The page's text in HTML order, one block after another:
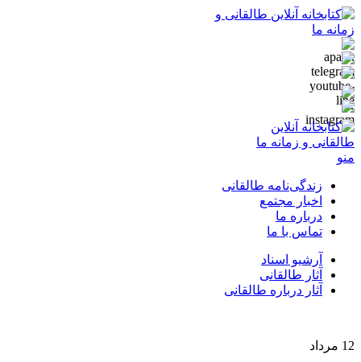
منو
زندگی‌نامه طالقانی
اخبار مجتمع
درباره ما
تماس با ما
آرشیو اسناد
آثار طالقانی
آثار درباره طالقانی
12 مرداد